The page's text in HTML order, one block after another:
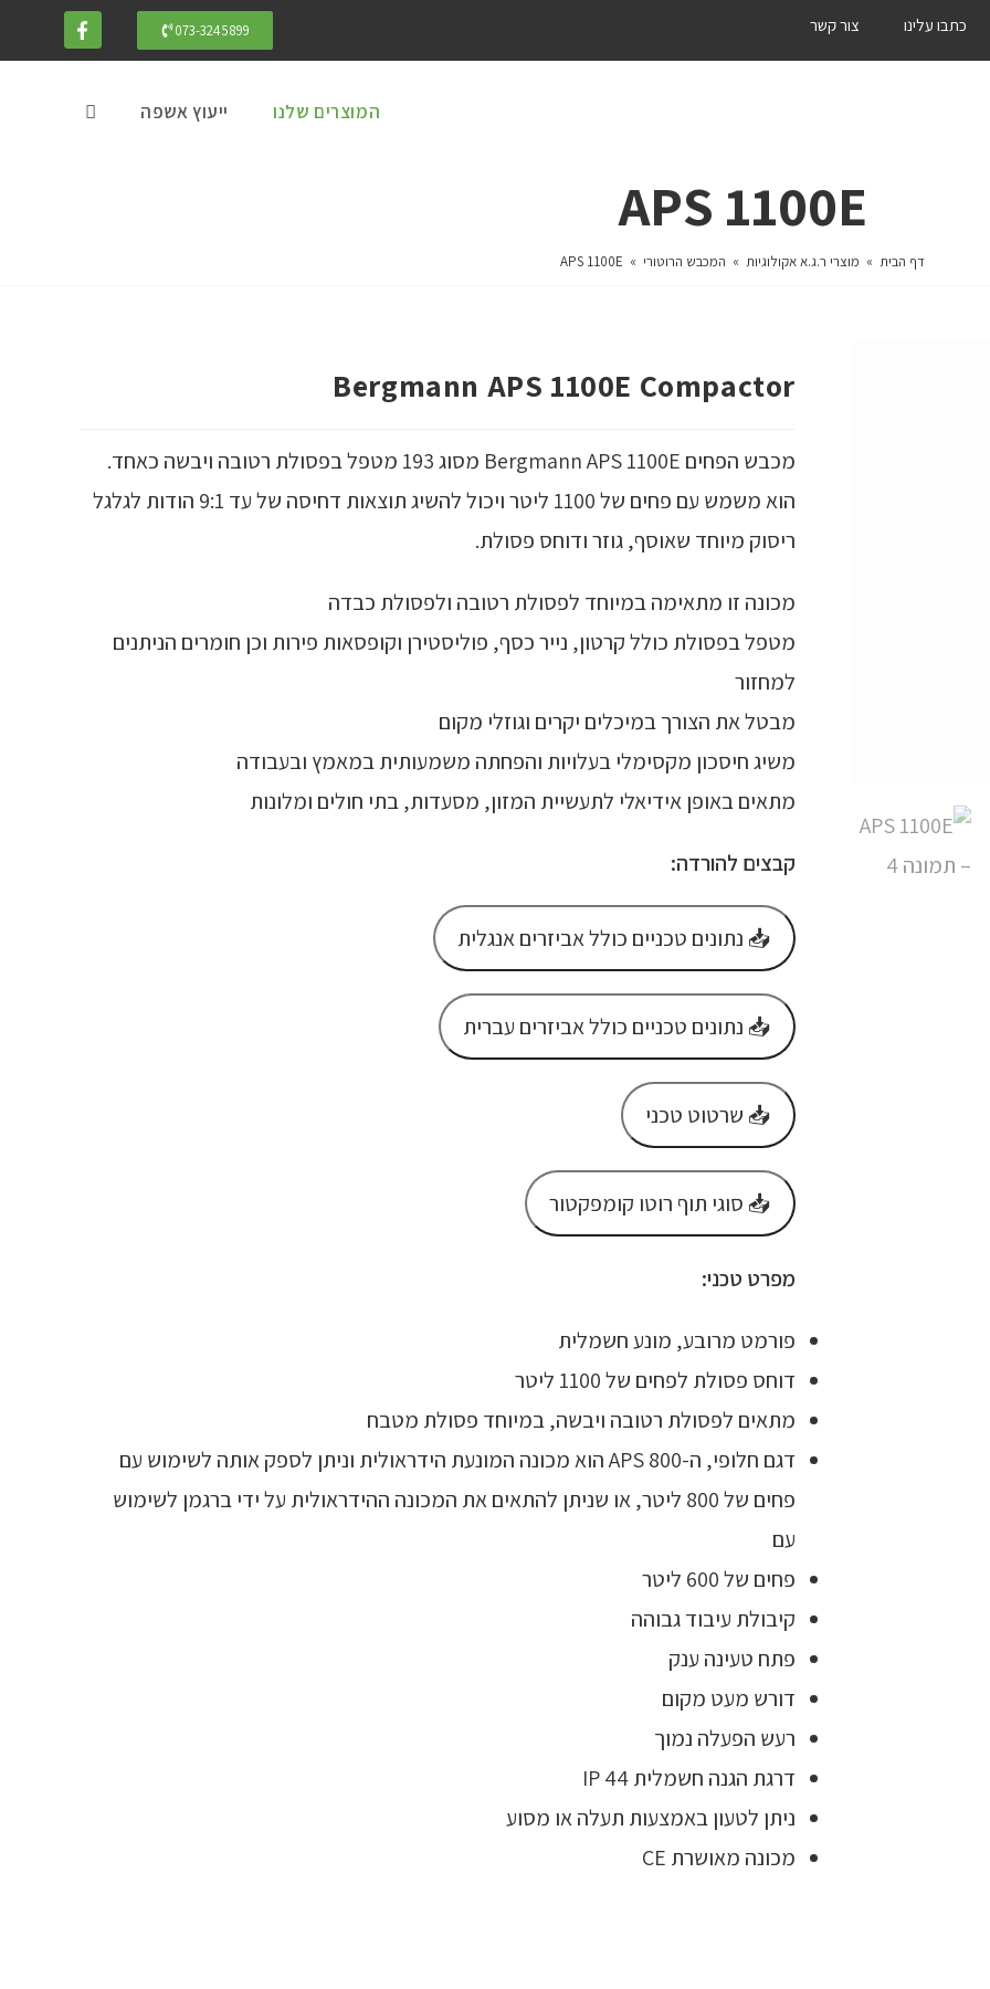
כתבו עלינו צור קשר 073-3245899
המוצרים שלנו ייעוץ אשפה
APS 1100E
דף הבית » מוצרי ר.ג.א אקולוגיות » המכבש הרוטורי »
APS 1100E
Bergmann APS 1100E Compactor
מכבש הפחים Bergmann APS 1100E מסוג 193 מטפל בפסולת רטובה ויבשה כאחד.
הוא משמש עם פחים של 1100 ליטר ויכול להשיג תוצאות דחיסה של עד 9:1 הודות לגלגל
ריסוק מיוחד שאוסף, גוזר ודוחס פסולת.
מכונה זו מתאימה במיוחד לפסולת רטובה ולפסולת כבדה
מטפל בפסולת כולל קרטון, נייר כסף, פוליסטירן וקופסאות פירות וכן חומרים הניתנים
למחזור
מבטל את הצורך במיכלים יקרים וגוזלי מקום
משיג חיסכון מקסימלי בעלויות והפחתה משמעותית במאמץ ובעבודה
מתאים באופן אידיאלי לתעשיית המזון, מסעדות, בתי חולים ומלונות
קבצים להורדה:
📥 נתונים טכניים כולל אביזרים אנגלית
📥 נתונים טכניים כולל אביזרים עברית
📥 שרטוט טכני
📥 סוגי תוף רוטו קומפקטור
מפרט טכני:
פורמט מרובע, מונע חשמלית
דוחס פסולת לפחים של 1100 ליטר
מתאים לפסולת רטובה ויבשה, במיוחד פסולת מטבח
דגם חלופי, ה-APS 800 הוא מכונה המונעת הידראולית וניתן לספק אותה לשימוש עם
פחים של 800 ליטר, או שניתן להתאים את המכונה ההידראולית על ידי ברגמן לשימוש
עם
פחים של 600 ליטר
קיבולת עיבוד גבוהה
פתח טעינה ענק
דורש מעט מקום
רעש הפעלה נמוך
דרגת הגנה חשמלית IP 44
ניתן לטעון באמצעות תעלה או מסוע
מכונה מאושרת CE